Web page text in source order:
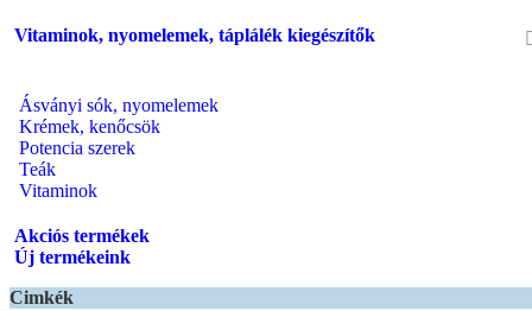
Vitaminok, nyomelemek, táplálék kiegészítők
Ásványi sók, nyomelemek
Krémek, kenőcsök
Potencia szerek
Teák
Vitaminok
Akciós termékek
Új termékeink
Cimkék